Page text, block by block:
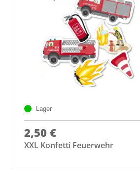
Lager
2,50 €
XXL Konfetti Feuerwehr